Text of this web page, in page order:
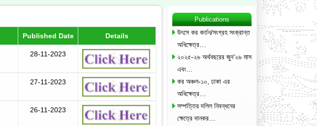
Published Date Details
28-11-2023
27-11-2023
26-11-2023
Publications
উৎসে কর কর্তন/সংগ্রহ সংক্রান্ত
অধিক্ষেত্র…
২০২৫-২৬ অর্থবছরের জুন’২৬ মাস
এবং…
কর অঞ্চল-১০, ঢাকা এর
অধিক্ষেত্র…
সম্পত্তির দলিল নিবন্ধনের
ক্ষেত্রে দানকর…